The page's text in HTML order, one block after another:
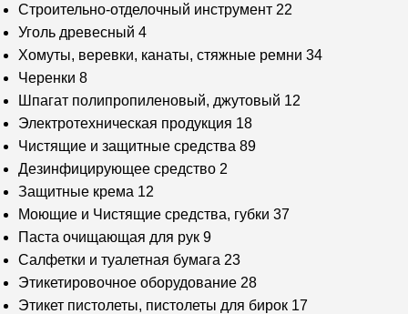
Строительно-отделочный инструмент 22
Уголь древесный 4
Хомуты, веревки, канаты, стяжные ремни 34
Черенки 8
Шпагат полипропиленовый, джутовый 12
Электротехническая продукция 18
Чистящие и защитные средства 89
Дезинфицирующее средство 2
Защитные крема 12
Моющие и Чистящие средства, губки 37
Паста очищающая для рук 9
Салфетки и туалетная бумага 23
Этикетировочное оборудование 28
Этикет пистолеты, пистолеты для бирок 17